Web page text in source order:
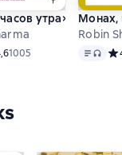
оценок
утра».
format available
рейтинг 4,6 на
1005
Монах,
Robin
Text,